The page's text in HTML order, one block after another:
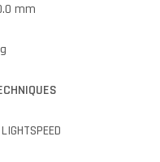
mm